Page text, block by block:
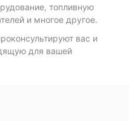
топливную
и многое другое.
вас и
для вашей